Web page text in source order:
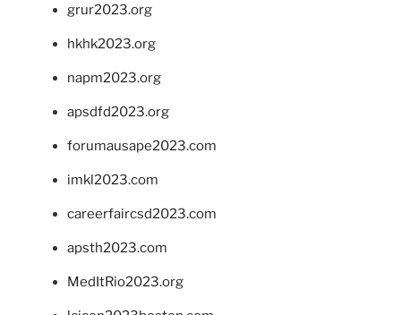
grur2023.org
hkhk2023.org
napm2023.org
apsdfd2023.org
forumausape2023.com
imkl2023.com
careerfaircsd2023.com
apsth2023.com
MedItRio2023.org